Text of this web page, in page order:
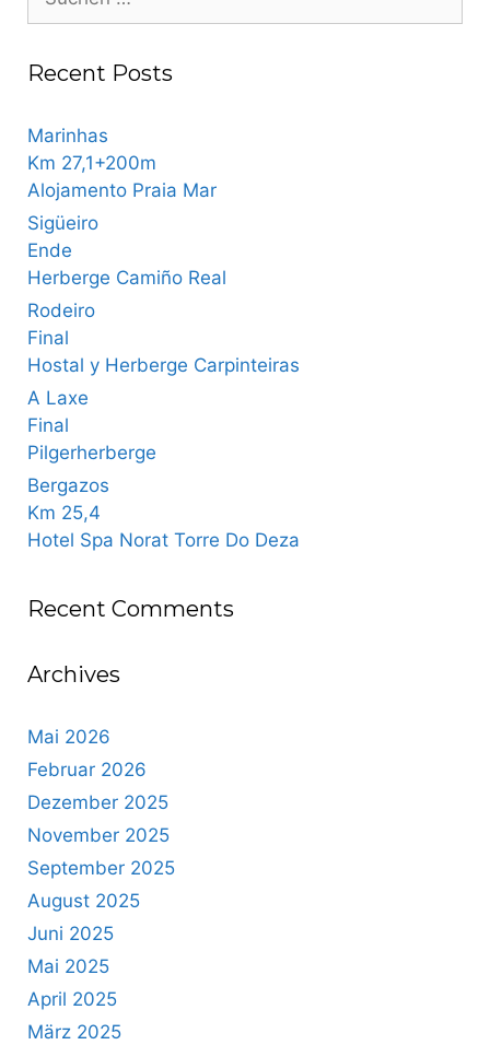
nach:
Recent Posts
Marinhas
Km 27,1+200m
Alojamento Praia Mar
Sigüeiro
Ende
Herberge Camiño Real
Rodeiro
Final
Hostal y Herberge Carpinteiras
A Laxe
Final
Pilgerherberge
Bergazos
Km 25,4
Hotel Spa Norat Torre Do Deza
Recent Comments
Archives
Mai 2026
Februar 2026
Dezember 2025
November 2025
September 2025
August 2025
Juni 2025
Mai 2025
April 2025
März 2025